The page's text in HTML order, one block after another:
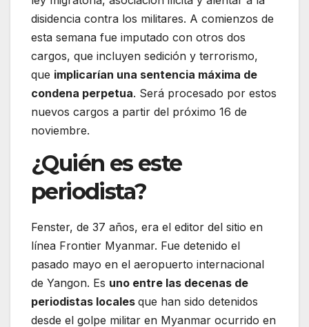
disidencia contra los militares. A comienzos de
esta semana fue imputado con otros dos
cargos, que incluyen sedición y terrorismo,
que implicarían una sentencia máxima de
condena perpetua. Será procesado por estos
nuevos cargos a partir del próximo 16 de
noviembre.
¿Quién es este
periodista?
Fenster, de 37 años, era el editor del sitio en
línea Frontier Myanmar. Fue detenido el
pasado mayo en el aeropuerto internacional
de Yangon. Es uno entre las decenas de
periodistas locales que han sido detenidos
desde el golpe militar en Myanmar ocurrido en